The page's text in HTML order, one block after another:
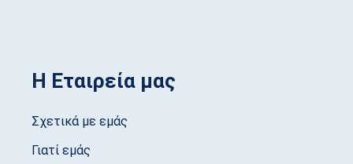
Η Εταιρεία μας
Σχετικά με εμάς
Γιατί εμάς